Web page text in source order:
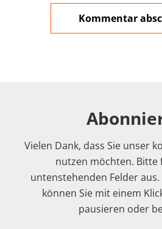
Vielen Dank, dass Sie unser
nutzen möchten. Bitte
untenstehenden Felder
können Sie mit einem
pausieren oder